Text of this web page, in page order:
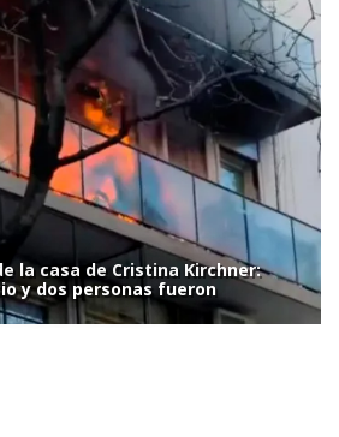
la casa de Cristina Kirchner:
y dos personas fueron